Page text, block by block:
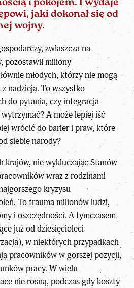
i pokojem. I wydaje
jaki dokonał się od
wojny.
zwłaszcza na
pozostawił miliony
młodych, którzy nie mogą
nadzieją. To wszystko
do pytania, czy integracja
A może lepiej iść
wrócić do barier i praw, które
siebie narody?
krajów, nie wykluczając Stanów
wraz z rodzinami
kryzysu
To trauma milionów ludzi,
i oszczędności. A tymczasem
już od dziesięcioleci
w niektórych przypadkach
pracowników w gorszej pozycji,
pracy. W wielu
nie rosną, podczas gdy koszty